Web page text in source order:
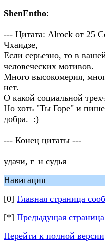
ShenEntho:
--- Цитата: Alrock от 25
Чхаидзе,
Если серьезно, то в
человеческих мотивов.
Много высокомерия,
нет.
О какой социальной
Но хоть "Ты Горе" и
добра. :)
--- Конец цитаты ---
удачи, г–н судья
Навигация
[0] Главная страница
[*] Предыдущая страница
Перейти к полной версии